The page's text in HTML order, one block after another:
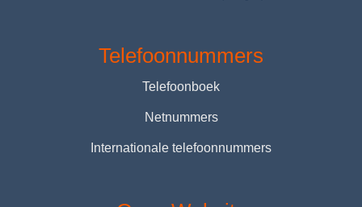
Telefoonnummers
Telefoonboek
Netnummers
Internationale telefoonnummers